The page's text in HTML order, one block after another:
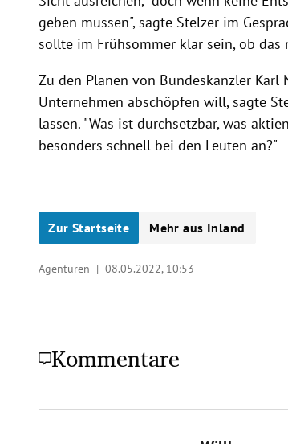
geben müssen", sagte Stelzer im
sollte im Frühsommer klar sein, ob das
Zu den Plänen von Bundeskanzler Karl
Unternehmen abschöpfen will, sagte
lassen. "Was ist durchsetzbar, was
besonders schnell bei den Leuten an?"
Zur Startseite Mehr aus Inland
Agenturen |08.05.2022, 10:53
Kommentare